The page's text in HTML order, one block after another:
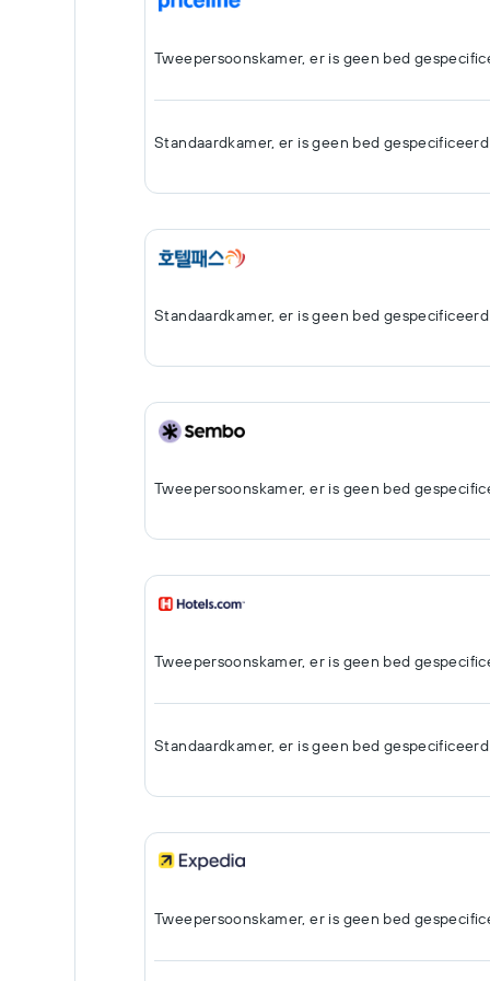
Tweepersoonskamer, er is geen bed
Standaardkamer, er is geen bed gespecificeerd
Standaardkamer, er is geen bed gespecificeerd
Tweepersoonskamer, er is geen bed
Tweepersoonskamer, er is geen bed
Standaardkamer, er is geen bed gespecificeerd
Tweepersoonskamer, er is geen bed